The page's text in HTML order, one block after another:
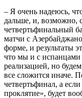
– Я очень надеюсь,
дальше, и, возможно,
четвертьфинальный
матчи с
форме, и результаты
что мы и с испанцами
реализацией, но
все сложится иначе.
четвертьфинал, а
проклятие», будет